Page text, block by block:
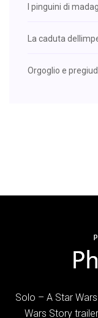
I pinguini di
La caduta
Orgoglio e
Solo – A Star
Wars Story